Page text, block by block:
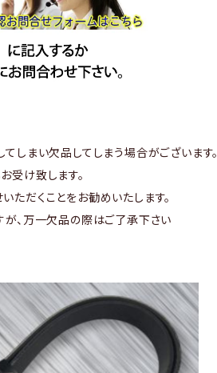
しまい欠品してしまう場合がございます。
受け致します。
だくことをお勧めいたします。
が、万一欠品の際はご了承下さい